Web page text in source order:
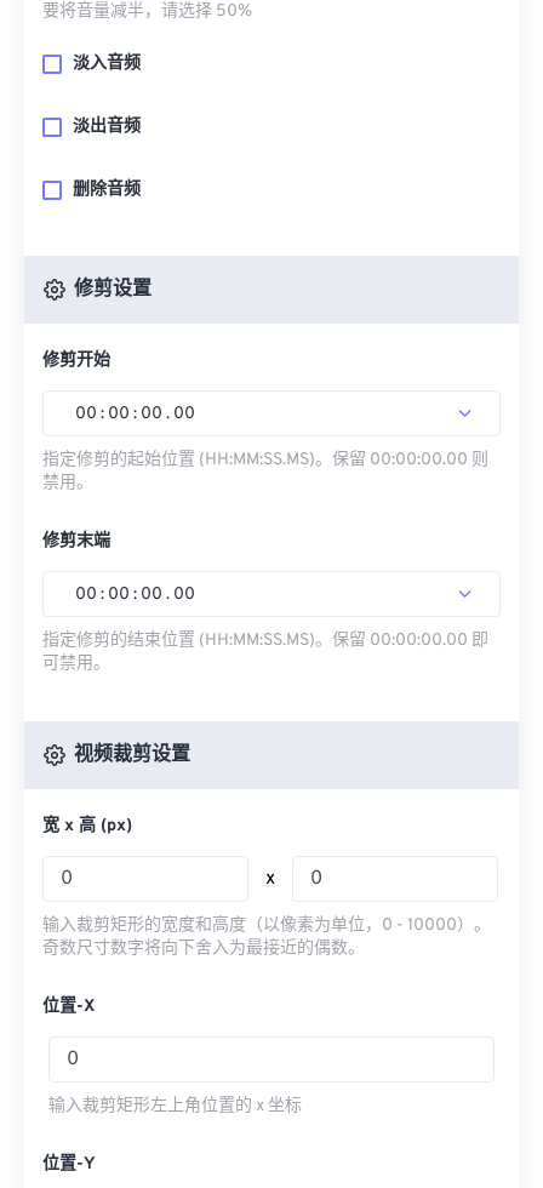
要将音量减半，请选择 50%
淡入音频
淡出音频
删除音频
修剪设置
修剪开始
00 : 00 : 00 . 00
指定修剪的起始位置 (HH:MM:SS.MS)。保留 00:00:00.00 则
禁用。
修剪末端
00 : 00 : 00 . 00
指定修剪的结束位置 (HH:MM:SS.MS)。保留 00:00:00.00 即
可禁用。
视频裁剪设置
宽 x 高 (px)
x
输入裁剪矩形的宽度和高度（以像素为单位，0 - 10000）。
奇数尺寸数字将向下舍入为最接近的偶数。
位置-X
输入裁剪矩形左上角位置的 x 坐标
位置-Y